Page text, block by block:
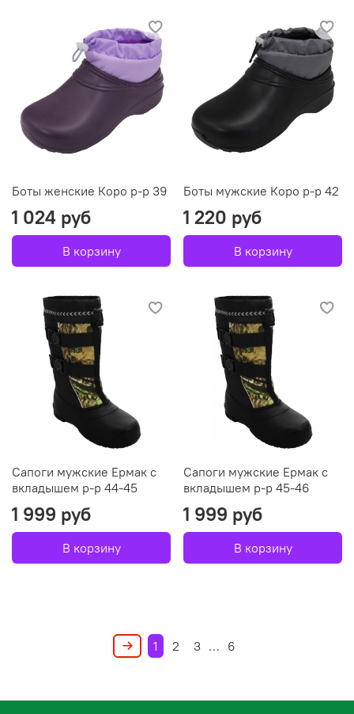
Боты женские Коро р-р 39
1 024 руб
В корзину
Боты мужские Коро р-р 42
1 220 руб
В корзину
Сапоги мужские Ермак с
вкладышем р-р 44-45
1 999 руб
В корзину
Сапоги мужские Ермак с
вкладышем р-р 45-46
1 999 руб
В корзину
1 2 3 … 6